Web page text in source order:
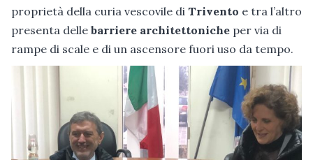
proprietà della curia vescovile di Trivento e tra l’altro
presenta delle barriere architettoniche per via di
rampe di scale e di un ascensore fuori uso da tempo.